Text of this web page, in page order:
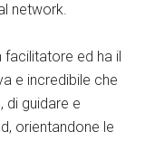
network.
facilitatore ed ha il
e incredibile che
di guidare e
orientandone le